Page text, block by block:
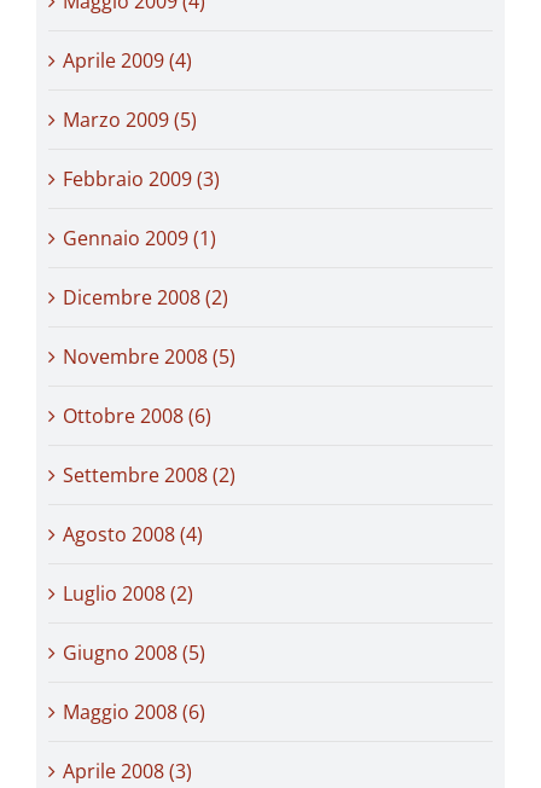
Aprile 2009 (4)
Marzo 2009 (5)
Febbraio 2009 (3)
Gennaio 2009 (1)
Dicembre 2008 (2)
Novembre 2008 (5)
Ottobre 2008 (6)
Settembre 2008 (2)
Agosto 2008 (4)
Luglio 2008 (2)
Giugno 2008 (5)
Maggio 2008 (6)
Aprile 2008 (3)